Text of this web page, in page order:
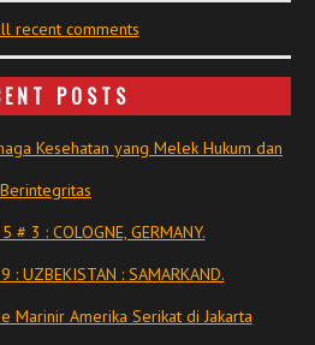
recent comments
POSTS
Kesehatan yang Melek Hukum dan
Berintegritas
# 3 : COLOGNE, GERMANY.
: UZBEKISTAN : SAMARKAND.
Marinir Amerika Serikat di Jakarta